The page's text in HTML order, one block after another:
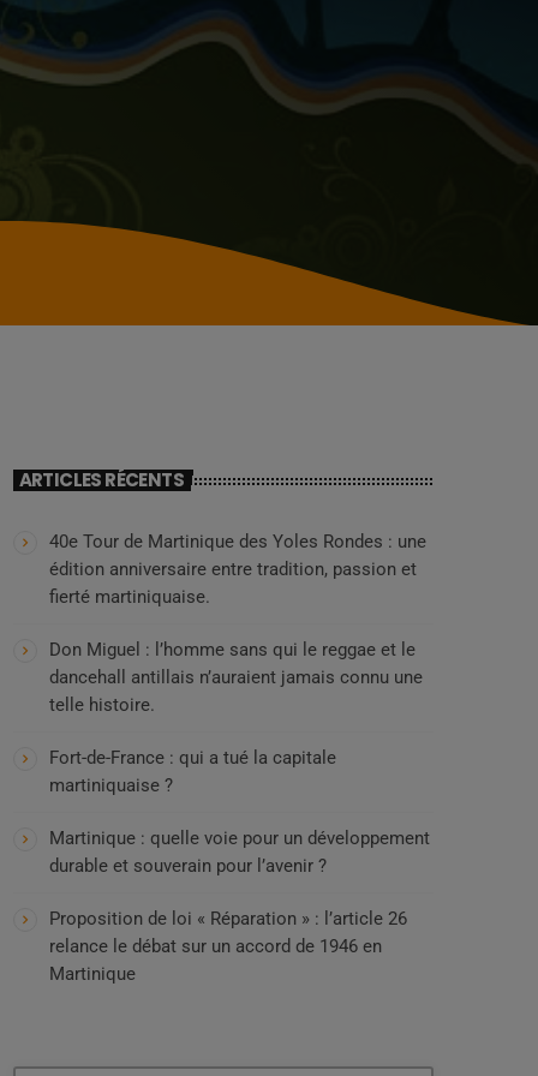
ARTICLES RÉCENTS
40e Tour de Martinique des Yoles Rondes : une
édition anniversaire entre tradition, passion et
fierté martiniquaise.
Don Miguel : l’homme sans qui le reggae et le
dancehall antillais n’auraient jamais connu une
telle histoire.
Fort-de-France : qui a tué la capitale
martiniquaise ?
Martinique : quelle voie pour un développement
durable et souverain pour l’avenir ?
Proposition de loi « Réparation » : l’article 26
relance le débat sur un accord de 1946 en
Martinique